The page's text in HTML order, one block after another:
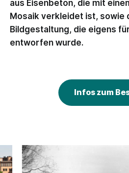
aus Eisenbeton, die mit
Mosaik verkleidet ist, sowie
Bildgestaltung, die eigens
entworfen wurde.
Infos zum